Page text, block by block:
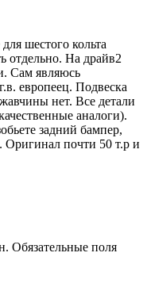
шестого кольта
отдельно. На драйв2
Сам являюсь
европеец. Подвеска
нет. Все детали
аналоги).
задний бампер,
Оригинал почти 50 т.р и
Обязательные поля